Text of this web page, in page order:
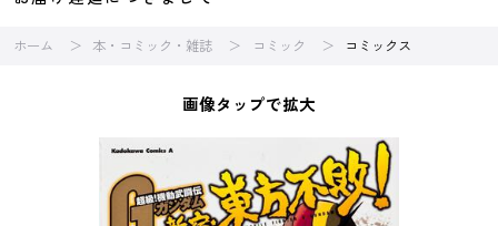
ホーム 本・コミック・雑誌 コミック コミックス
画像タップで拡大